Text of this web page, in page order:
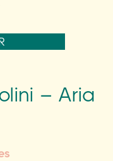
– Aria